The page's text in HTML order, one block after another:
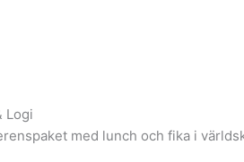
Logi
med lunch och fika i